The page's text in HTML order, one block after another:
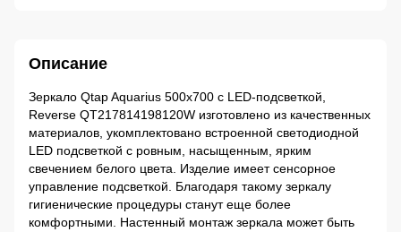
Описание
Зеркало Qtap Aquarius 500х700 с LED-подсветкой,
Reverse QT217814198120W изготовлено из качественных
материалов, укомплектовано встроенной светодиодной
LED подсветкой с ровным, насыщенным, ярким
свечением белого цвета. Изделие имеет сенсорное
управление подсветкой. Благодаря такому зеркалу
гигиенические процедуры станут еще более
комфортными. Настенный монтаж зеркала может быть